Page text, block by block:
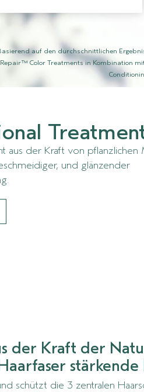
auf den durchschnittlichen
Repair™ Color Treatments in Kombination
aus der Kraft von pflanzlichen
und glänzender
der Kraft der
stärkende
schützt die 3 zentralen